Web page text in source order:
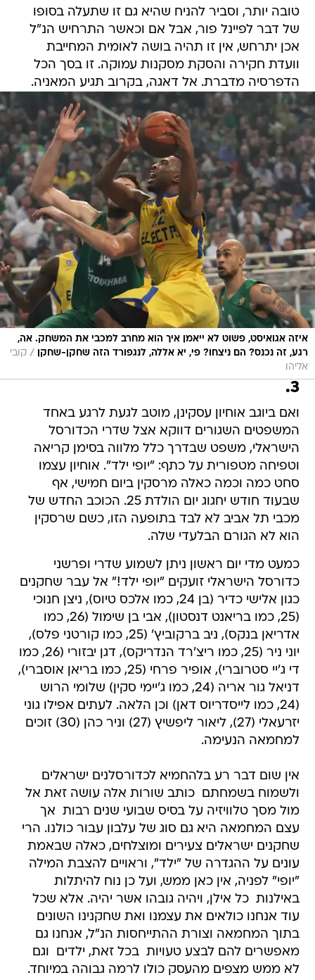
אכן יתרחש, אין זו תהיה בושה לאומית המחייבת
וועדת חקירה והסקת מסקנות עמוקה. זו בסך הכל
הדפרסיה מדברת. אל דאגה, בקרוב תגיע המאניה.
איזה אגואיסט, פשוט לא ייאמן איך הוא מחרב למכבי את המשחק. אה,
רגע, זה נכנס? הם ניצחו? פי, יא אללה, לנגפורד הזה שחקן-שחקן
קובי
3.
ואם ביוגב אוחיון עסקינן, מוטב לגעת לרגע באחד
המשפטים השגורים דווקא אצל שדרי הכדורסל
הישראלי, משפט שבדרך כלל מלווה בסימן קריאה
וטפיחה מטפורית על כתף: "יופי ילד". אוחיון עצמו
סחט כמה וכמה כאלה מרסקין ביום חמישי, אף
שבעוד חודש יחגוג יום הולדת 25. הכוכב החדש של
מכבי תל אביב לא לבד בתופעה הזו, כשם שרסקין
הוא לא הגורם הבלעדי שלה.
כמעט מדי יום ראשון ניתן לשמוע שדרי ופרשני
כגון אלישי כדיר (בן 24, כמו אלכס טיוס), ניצן חנוכי
(25, כמו בריאנט דנסטון), אבי בן שימול (26, כמו
אדריאן בנקס), ניב ברקוביץ' (25, כמו קורטני פלס),
יוני ניר (25, כמו ריצ'רד הנדריקס), דגן יבזורי (26, כמו
די ג'יי סטרוברי), אופיר פרחי (25, כמו בריאן אוסברי),
דניאל גור אריה (24, כמו ג'יימי סקין) שלומי הרוש
(24, כמו לייסדריוס דאן) וכן הלאה. לעתים אפילו גוני
יזרעאלי (27), ליאור ליפשיץ (27) וניר כהן (30) זוכים
למחמאה הנעימה.
אין שום דבר רע בלהחמיא לכדורסלנים ישראלים
מול מסך טלוויזיה על בסיס שבועי שנים רבות  אך
עצם המחמאה היא גם סוג של עלבון עבור כולנו. הרי
שחקנים ישראלים צעירים ומוצלחים, כאלה שבאמת
עונים על ההגדרה של "ילד", וראויים להצבת המילה
"יופי" לפניה, אין כאן ממש, ועל כן נוח להיתלות
באילנות  כל אילן, ויהיה גובהו אשר יהיה. אלא שכל
עוד אנחנו כולאים את עצמנו ואת שחקנינו השונים
בתוך המחמאה וצורת ההתייחסות הנ"ל, אנחנו גם
מאפשרים להם לבצע טעויות  בכל זאת, ילדים  וגם
לא ממש מצפים מהעסק כולו לרמה גבוהה במיוחד.
בהחלט מהנה לראות שחקן דוגמת שלומי הרוש
שפורץ לפתע בגיל 24 אל התודעה של הענף, אלא